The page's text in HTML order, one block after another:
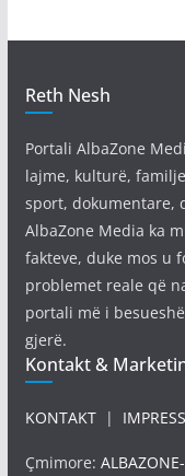
Reth Nesh
Portali AlbaZone
lajme, kulturë,
sport, dokumentare,
AlbaZone Media ka
fakteve, duke mos u
problemet reale që
portali më i
gjerë.
Kontakt &
KONTAKT|
Çmimore: